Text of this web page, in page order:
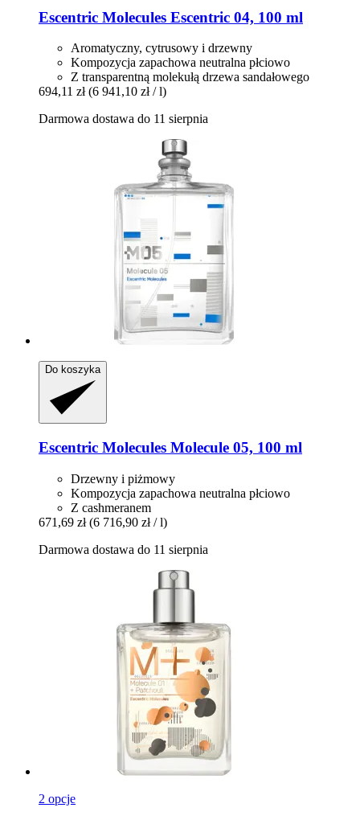
Escentric Molecules Escentric 04, 100 ml
Aromatyczny, cytrusowy i drzewny
Kompozycja zapachowa neutralna płciowo
Z transparentną molekułą drzewa sandałowego
694,11 zł (6 941,10 zł / l)
Darmowa dostawa do 11 sierpnia
Do koszyka
Escentric Molecules Molecule 05, 100 ml
Drzewny i piżmowy
Kompozycja zapachowa neutralna płciowo
Z cashmeranem
671,69 zł (6 716,90 zł / l)
Darmowa dostawa do 11 sierpnia
2 opcje